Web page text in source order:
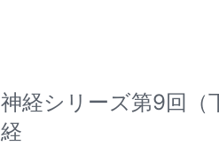
神経シリーズ第9回（
経